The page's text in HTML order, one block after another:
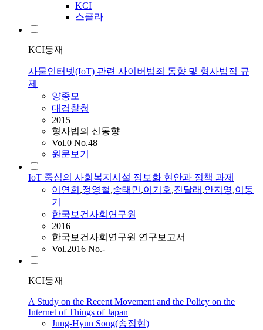
KCI
스콜라
KCI등재
사물인터넷(IoT) 관련 사이버범죄 동향 및 형사법적 규
제
양종모
대검찰청
2015
형사법의 신동향
Vol.0 No.48
원문보기
IoT 중심의 사회복지시설 정보화 현안과 정책 과제
이연희 ,정영철,송태민,이기호,진달래 ,안지영,이동
기
한국보건사회연구원
2016
한국보건사회연구원 연구보고서
Vol.2016 No.-
KCI등재
A Study on the Recent Movement and the Policy on the
Internet of Things of Japan
Jung-Hyun Song(송정현)